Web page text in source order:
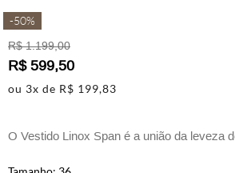
-50%
R$ 1.199,00
R$ 599,50
ou 3x de R$ 199,83
O Vestido Linox Span é a união da leveza